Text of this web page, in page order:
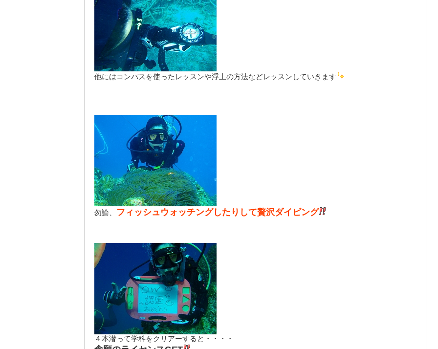
他にはコンパスを使ったレッスンや浮上の方法などレッスンしていきます
勿論、 フィッシュウォッチングしたりして贅沢ダイビング
４本潜って学科をクリアーすると・・・・